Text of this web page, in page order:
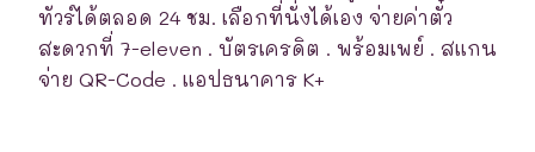
ทัวร์ได้ตลอด 24 ชม. เลือกที่นั่งได้เอง จ่ายค่าตั๋ว
สะดวกที่ 7-eleven . บัตรเครดิต . พร้อมเพย์ . สแกน
จ่าย QR-Code . แอปธนาคาร K+